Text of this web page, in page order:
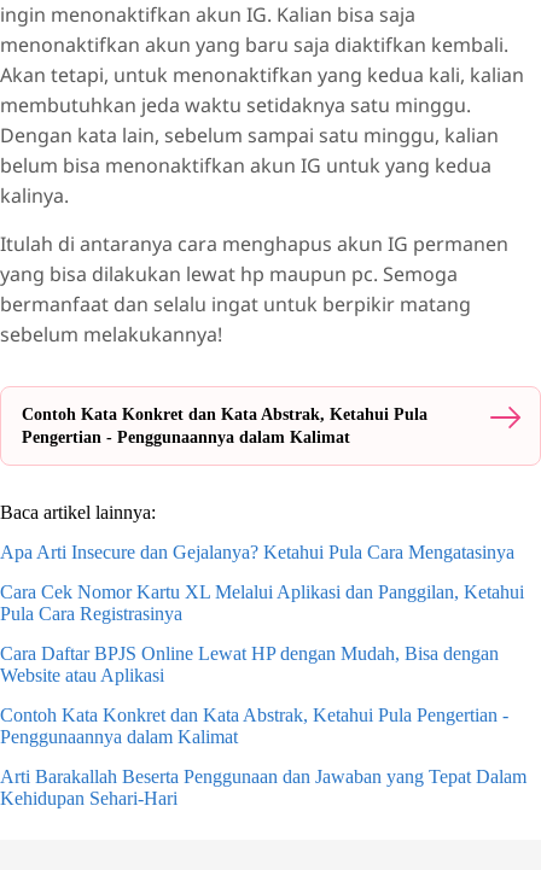
ingin menonaktifkan akun IG. Kalian bisa saja
menonaktifkan akun yang baru saja diaktifkan kembali.
Akan tetapi, untuk menonaktifkan yang kedua kali, kalian
membutuhkan jeda waktu setidaknya satu minggu.
Dengan kata lain, sebelum sampai satu minggu, kalian
belum bisa menonaktifkan akun IG untuk yang kedua
kalinya.
Itulah di antaranya cara menghapus akun IG permanen
yang bisa dilakukan lewat hp maupun pc. Semoga
bermanfaat dan selalu ingat untuk berpikir matang
sebelum melakukannya!
Contoh Kata Konkret dan Kata Abstrak, Ketahui Pula
Pengertian - Penggunaannya dalam Kalimat
Baca artikel lainnya:
Apa Arti Insecure dan Gejalanya? Ketahui Pula Cara Mengatasinya
Cara Cek Nomor Kartu XL Melalui Aplikasi dan Panggilan, Ketahui
Pula Cara Registrasinya
Cara Daftar BPJS Online Lewat HP dengan Mudah, Bisa dengan
Website atau Aplikasi
Contoh Kata Konkret dan Kata Abstrak, Ketahui Pula Pengertian -
Penggunaannya dalam Kalimat
Arti Barakallah Beserta Penggunaan dan Jawaban yang Tepat Dalam
Kehidupan Sehari-Hari